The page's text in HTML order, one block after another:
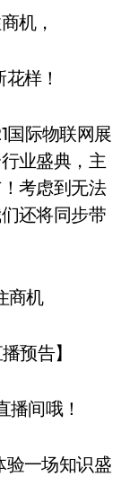
机，
样！
国际物联网展
业盛典，主
考虑到无法
还将同步带
商机
预告】
播间哦！
验一场知识盛